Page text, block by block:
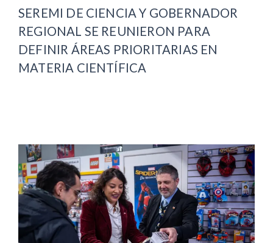
SEREMI DE CIENCIA Y GOBERNADOR
REGIONAL SE REUNIERON PARA
DEFINIR ÁREAS PRIORITARIAS EN
MATERIA CIENTÍFICA